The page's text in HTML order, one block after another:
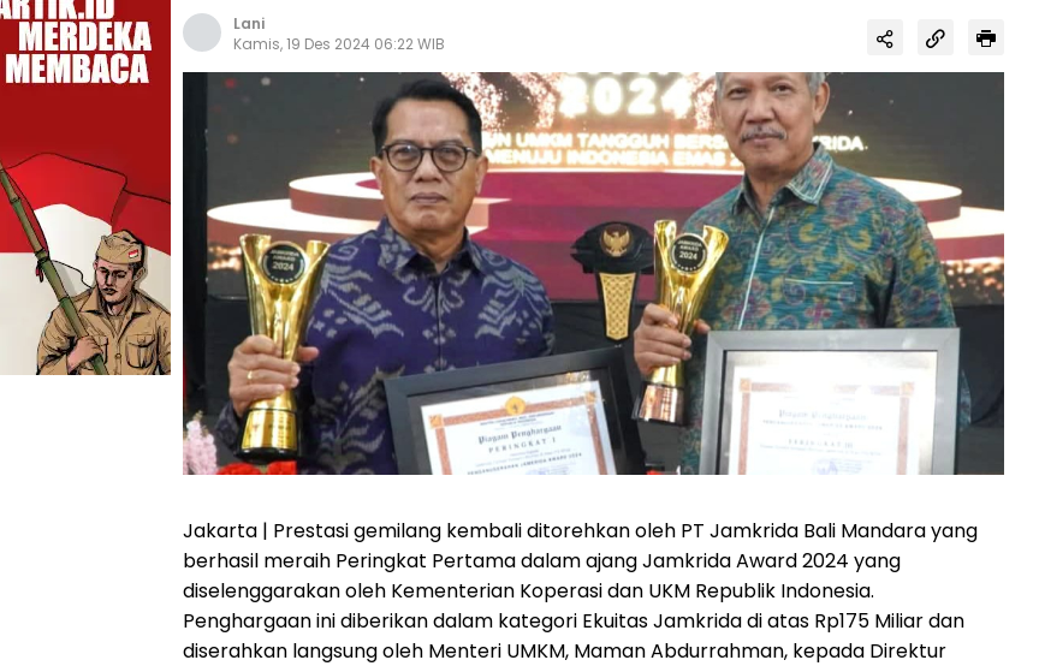
Lani
Kamis, 19 Des 2024 06:22 WIB
Jakarta | Prestasi gemilang kembali ditorehkan oleh PT Jamkrida Bali Mandara yang
berhasil meraih Peringkat Pertama dalam ajang Jamkrida Award 2024 yang
diselenggarakan oleh Kementerian Koperasi dan UKM Republik Indonesia.
Penghargaan ini diberikan dalam kategori Ekuitas Jamkrida di atas Rp175 Miliar dan
diserahkan langsung oleh Menteri UMKM, Maman Abdurrahman, kepada Direktur